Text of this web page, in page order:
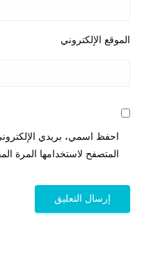
الموقع الإلكتروني
احفظ اسمي، بريدي
المتصفح لاستخدامها المرة